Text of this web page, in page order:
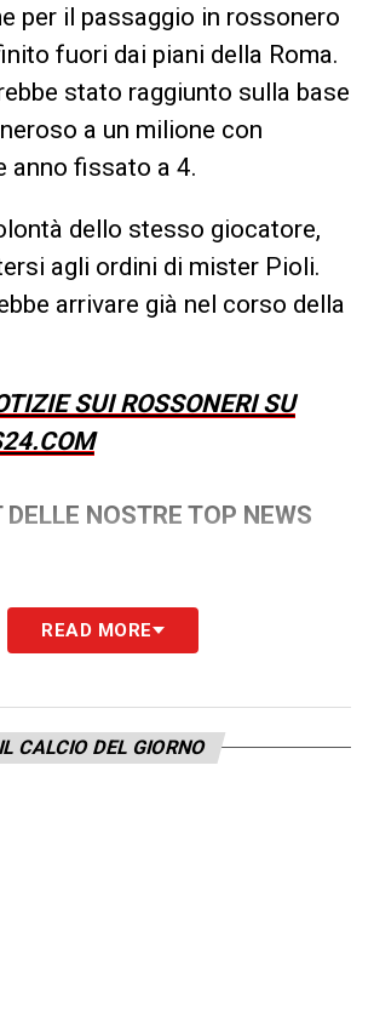
per il passaggio in rossonero
fuori dai piani della Roma.
stato raggiunto sulla base
a un milione con
anno fissato a 4.
dello stesso giocatore,
agli ordini di mister Pioli.
arrivare già nel corso della
SUI ROSSONERI SU
NOSTRE TOP NEWS
READ MORE
IL CALCIO DEL GIORNO